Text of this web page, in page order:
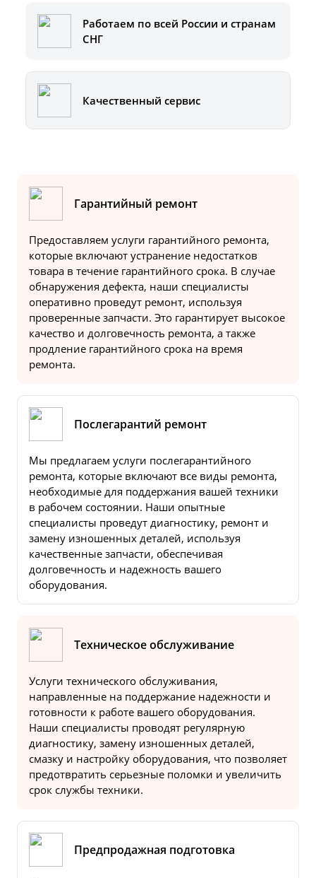
Работаем по всей России и странам
СНГ
Качественный сервис
Гарантийный ремонт
Предоставляем услуги гарантийного ремонта,
которые включают устранение недостатков
товара в течение гарантийного срока. В случае
обнаружения дефекта, наши специалисты
оперативно проведут ремонт, используя
проверенные запчасти. Это гарантирует высокое
качество и долговечность ремонта, а также
продление гарантийного срока на время
ремонта.
Послегарантий ремонт
Мы предлагаем услуги послегарантийного
ремонта, которые включают все виды ремонта,
необходимые для поддержания вашей техники
в рабочем состоянии. Наши опытные
специалисты проведут диагностику, ремонт и
замену изношенных деталей, используя
качественные запчасти, обеспечивая
долговечность и надежность вашего
оборудования.
Техническое обслуживание
Услуги технического обслуживания,
направленные на поддержание надежности и
готовности к работе вашего оборудования.
Наши специалисты проводят регулярную
диагностику, замену изношенных деталей,
смазку и настройку оборудования, что позволяет
предотвратить серьезные поломки и увеличить
срок службы техники.
Предпродажная подготовка